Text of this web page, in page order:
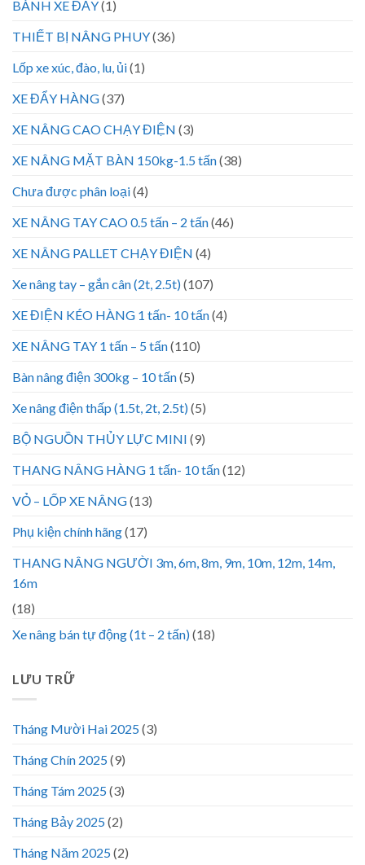
BÁNH XE ĐẨY(1)
THIẾT BỊ NÂNG PHUY(36)
Lốp xe xúc, đào, lu, ủi(1)
XE ĐẨY HÀNG(37)
XE NÂNG CAO CHẠY ĐIỆN (3)
XE NÂNG MẶT BÀN 150kg-1.5 tấn(38)
Chưa được phân loại(4)
XE NÂNG TAY CAO 0.5 tấn – 2 tấn(46)
XE NÂNG PALLET CHẠY ĐIỆN (4)
Xe nâng tay – gắn cân (2t, 2.5t)(107)
XE ĐIỆN KÉO HÀNG 1 tấn- 10 tấn(4)
XE NÂNG TAY 1 tấn – 5 tấn(110)
Bàn nâng điện 300kg – 10 tấn(5)
Xe nâng điện thấp (1.5t, 2t, 2.5t)(5)
BỘ NGUỒN THỦY LỰC MINI (9)
THANG NÂNG HÀNG 1 tấn- 10 tấn(12)
VỎ – LỐP XE NÂNG(13)
Phụ kiện chính hãng(17)
THANG NÂNG NGƯỜI 3m, 6m, 8m, 9m, 10m, 12m, 14m,
16m
(18)
Xe nâng bán tự động (1t – 2 tấn)(18)
LƯU TRỮ
Tháng Mười Hai 2025(3)
Tháng Chín 2025(9)
Tháng Tám 2025(3)
Tháng Bảy 2025(2)
Tháng Năm 2025(2)